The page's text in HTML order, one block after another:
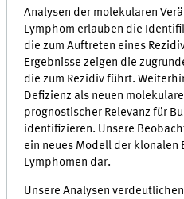
Analysen der molekularen
Lymphom erlauben die
die zum Auftreten eines
Ergebnisse zeigen die
die zum Rezidiv führt.
Defizienz als neuen
prognostischer Relevanz für
identifizieren. Unsere
ein neues Modell der klonalen
Lymphomen dar.
Unsere Analysen